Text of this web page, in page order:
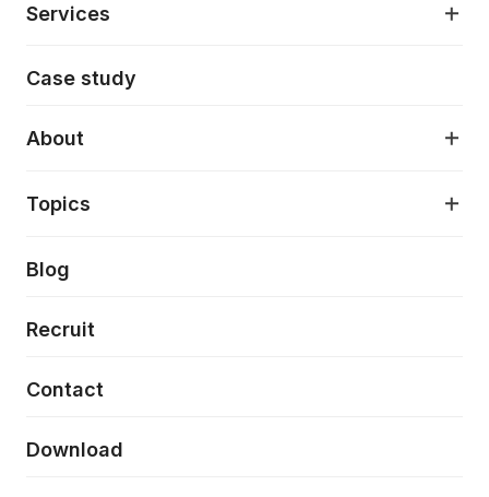
Services
AI駆動開発支援
モダナイゼーション
特徴量エンジニアリングと生成AI
デザインシステム構築支援
フロントエンド開発
Case study
About
About
当社が目指しているもの
Topics
Press release
News
Event/Seminer
Blog
Recruit
Contact
Download